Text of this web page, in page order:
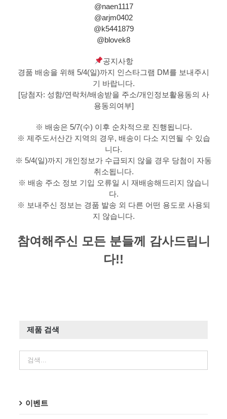
@naen1117
@arjm0402
@k5441879
@blovek8
공지사항
경품 배송을 위해 5/4(일)까지 인스타그램 DM를 보내주시
기 바랍니다.
[당첨자: 성함/연락처/배송받을 주소/개인정보활용동의 사
용동의여부]
※ 배송은 5/7(수) 이후 순차적으로 진행됩니다.
※ 제주도서산간 지역의 경우, 배송이 다소 지연될 수 있습
니다.
※ 5/4(일)까지 개인정보가 수급되지 않을 경우 당첨이 자동
취소됩니다.
※ 배송 주소 정보 기입 오류일 시 재배송해드리지 않습니
다.
※ 보내주신 정보는 경품 발송 외 다른 어떤 용도로 사용되
지 않습니다.
참여해주신 모든 분들께 감사드립니
다!!
제품 검색
이벤트